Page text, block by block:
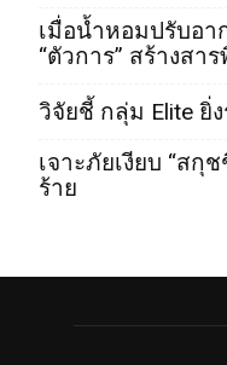
เมื่อน้ำหอมปรับอา
“ตัวการ” สร้างสา
วิจัยชี้ กลุ่ม Elite ยิ่
เจาะภัยเงียบ “สกุ
ร้าย